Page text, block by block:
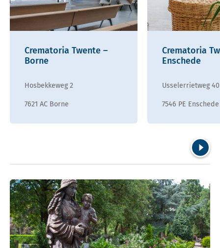
Crematoria Twente –
Borne
Hosbekkeweg 2
7621 AC Borne
Crematoria
Enschede
Usselerrietweg 40
7546 PE Enschede